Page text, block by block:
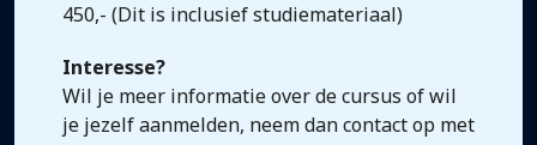
450,- (Dit is inclusief studiemateriaal)
Interesse?
Wil je meer informatie over de cursus of wil
je jezelf aanmelden, neem dan contact op met